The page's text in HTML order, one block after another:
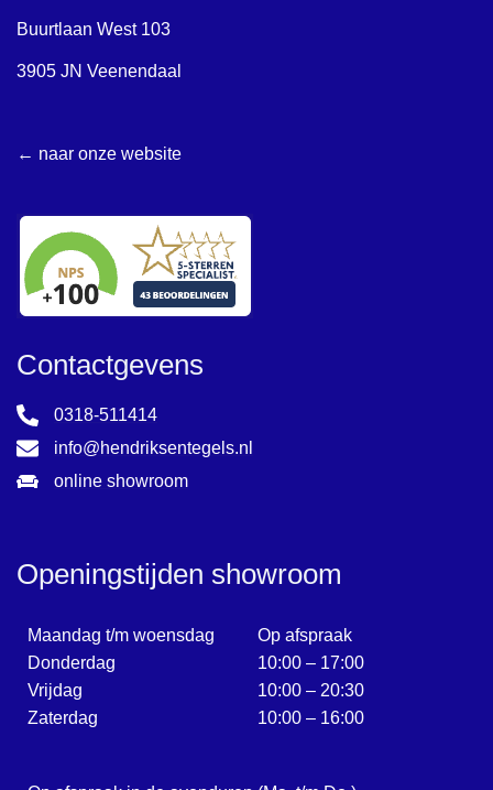
Buurtlaan West 103
3905 JN Veenendaal
← naar onze website
Contactgevens
0318-511414
info@hendriksentegels.nl
online showroom
Openingstijden showroom
Maandag t/m woensdag
Donderdag
Vrijdag
Zaterdag
Op afspraak
10:00 – 17:00
10:00 – 20:30
10:00 – 16:00